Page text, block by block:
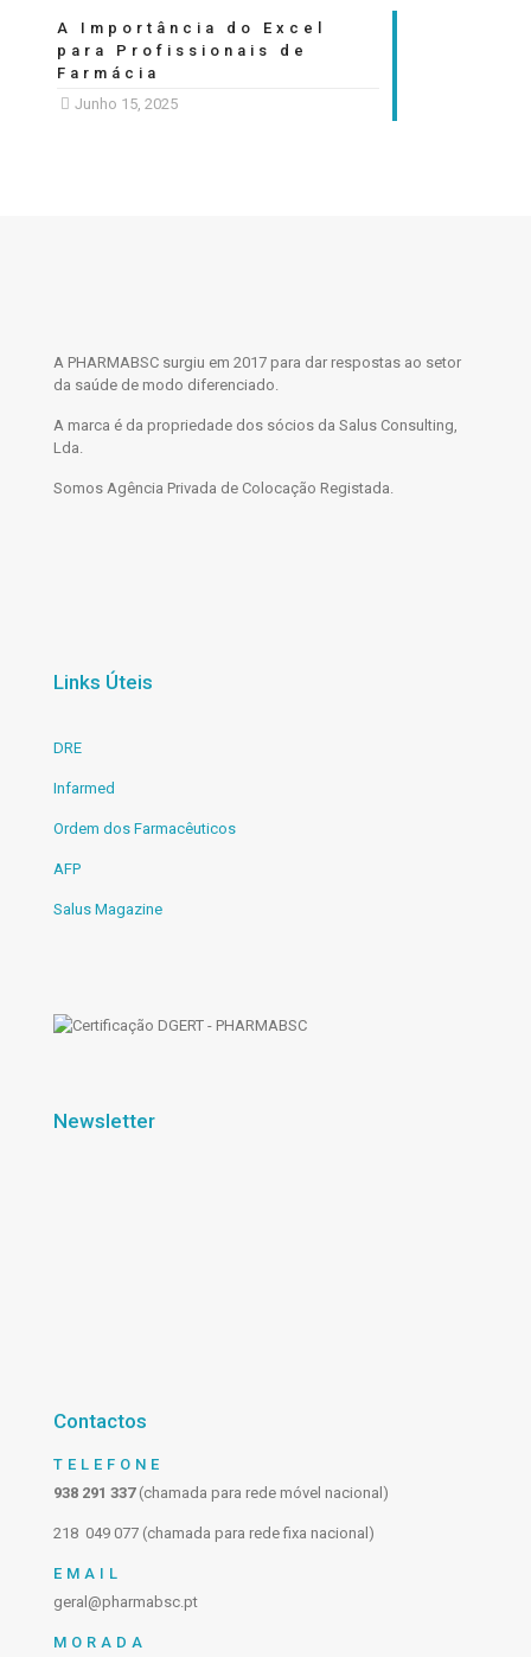
A Importância do Excel
para Profissionais de
Farmácia
Junho 15, 2025
A PHARMABSC surgiu em 2017 para dar respostas ao setor
da saúde de modo diferenciado.
A marca é da propriedade dos sócios da Salus Consulting,
Lda.
Somos Agência Privada de Colocação Registada.
Links Úteis
DRE
Infarmed
Ordem dos Farmacêuticos
AFP
Salus Magazine
Newsletter
Contactos
TELEFONE
938 291 337(chamada para rede móvel nacional)
218 049 077 (chamada para rede fixa nacional)
EMAIL
geral@pharmabsc.pt
MORADA